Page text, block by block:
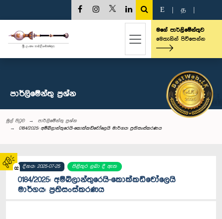
02
E த
මගේ පාර්ලිමේන්තුව
මෙතැනින් පිවිසෙන්න
පාර්ලි‌මේන්තු‌ ප්‍රශ්න
මුල් පිටුව
පාර්ලි‌මේන්තු‌ ප්‍රශ්න
0184/2025: අම්බිලාන්තුරෙයි-කොක්කඩිචෝලෙයි මාර්ගය: ප්‍රතිසංස්කරණය
දිනය: 2025-07-25 පිළිතුර ලබා දී ඇත
0184/2025: අම්බිලාන්තුරෙයි-කොක්කඩිචෝලෙයි
මාර්ගය: ප්‍රතිසංස්කරණය